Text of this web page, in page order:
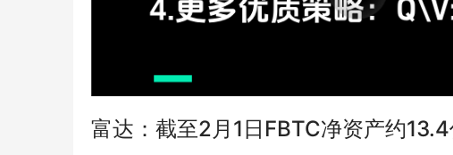
富达：截至2月1日FBTC净资产约